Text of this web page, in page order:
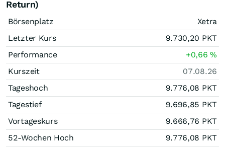
Return)
Börsenplatz
Xetra
Letzter Kurs
9.730,20 PKT
Performance
+0,66%
Kurszeit
07.08.26
Tageshoch
9.776,08 PKT
Tagestief
9.696,85 PKT
Vortageskurs
9.666,76 PKT
52-Wochen Hoch
9.776,08 PKT